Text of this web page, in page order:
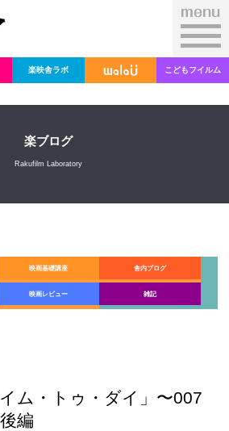
楽映舎ラボ こどもフイルム
楽ブログ
Rakufilm Laboratory
映画基礎講座 舎内ブログ
映画レビュー 雑記
ム・トゥ・ダイ」〜007
編